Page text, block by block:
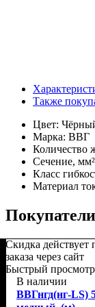
Также
Цвет:
Марка: ВВГ
Количество
Сечение,
Класс
Материал
Скидка
заказа через сайт
Быстрый просмотр
В наличии
ВВГнгд(нг-LS)